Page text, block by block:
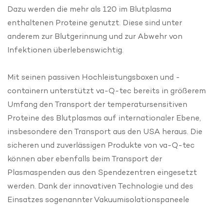
Dazu werden die mehr als 120 im Blutplasma
enthaltenen Proteine genutzt. Diese sind unter
anderem zur Blutgerinnung und zur Abwehr von
Infektionen überlebenswichtig.
Mit seinen passiven Hochleistungsboxen und -
containern unterstützt va-Q-tec bereits in größerem
Umfang den Transport der temperatursensitiven
Proteine des Blutplasmas auf internationaler Ebene,
insbesondere den Transport aus den USA heraus. Die
sicheren und zuverlässigen Produkte von va-Q-tec
können aber ebenfalls beim Transport der
Plasmaspenden aus den Spendezentren eingesetzt
werden. Dank der innovativen Technologie und des
Einsatzes sogenannter Vakuumisolationspaneele